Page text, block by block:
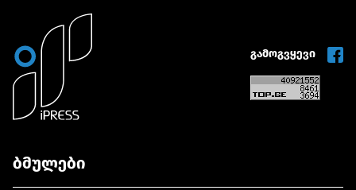
გამოგვყევი
ბმულები